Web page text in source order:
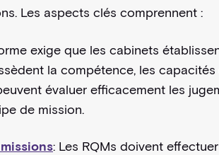
Les aspects clés comprennent :
exige que les cabinets
la compétence, les
évaluer efficacement les
de mission.
: Les RQMs doivent